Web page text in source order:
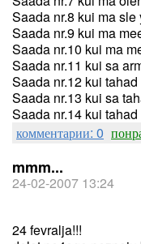
Saada nr.8 kui ma
Saada nr.9 kui ma
Saada nr.10 kui ma
Saada nr.11 kui sa
Saada nr.12 kui
Saada nr.13 kui sa
Saada nr.14 kui
комментарии: 0
mmm...
24-02-2007 13:24
24 fevralja!!!